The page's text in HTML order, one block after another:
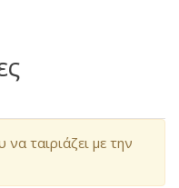
ταιριάζει με την